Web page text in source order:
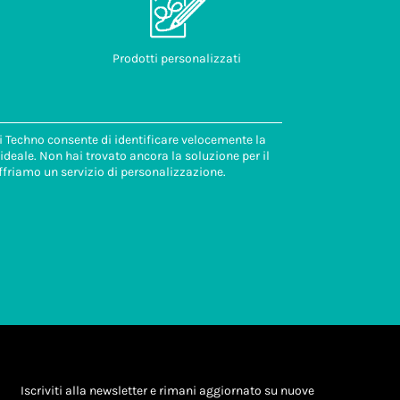
Prodotti personalizzati
consente di identificare velocemente la
Non hai trovato ancora la soluzione per il
un servizio di personalizzazione.
Iscriviti alla newsletter e rimani aggiornato su nuove